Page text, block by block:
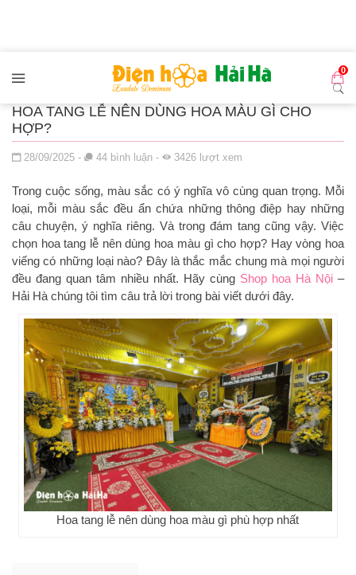
0
HOA TANG LỄ NÊN DÙNG HOA MÀU GÌ CHO
HỢP?
Đăng ngày
28/09/2025 - 44 bình luận - 3426 lượt xem
Trong cuộc sống, màu sắc có ý nghĩa vô cùng quan trọng. Mỗi
loại, mỗi màu sắc đều ẩn chứa những thông điệp hay những
câu chuyện, ý nghĩa riêng. Và trong đám tang cũng vậy. Việc
chọn hoa tang lễ nên dùng hoa màu gì cho hợp? Hay vòng hoa
viếng có những loại nào? Đây là thắc mắc chung mà mọi người
đều đang quan tâm nhiều nhất. Hãy cùng Shop hoa Hà Nội –
Hải Hà chúng tôi tìm câu trả lời trong bài viết dưới đây.
Hoa tang lễ nên dùng hoa màu gì phù hợp nhất